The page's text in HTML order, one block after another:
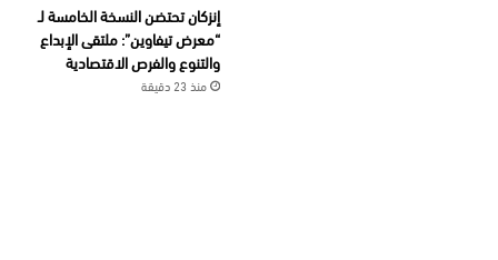
إنزكان تحتضن النسخة الخامسة لـ
“معرض تيفاوين”: ملتقى الإبداع
والتنوع والفرص الاقتصادية
منذ 23 دقيقة